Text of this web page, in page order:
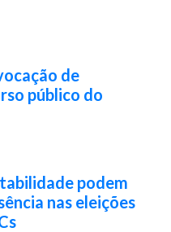
de
público do
podem
nas eleições